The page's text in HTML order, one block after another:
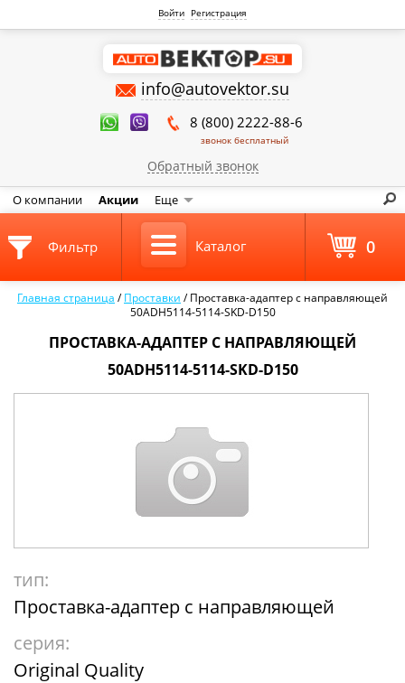
Войти Регистрация
info@autovektor.su
8 (800) 2222-88-6
звонок бесплатный
Обратный звонок
О компании Акции Еще
Главная страница /Проставки /Проставка-адаптер с направляющей
50ADH5114-5114-SKD-D150
ПРОСТАВКА-АДАПТЕР С НАПРАВЛЯЮЩЕЙ
50ADH5114-5114-SKD-D150
тип:
Проставка-адаптер с направляющей
серия:
Original Quality
Фильтр Каталог 0